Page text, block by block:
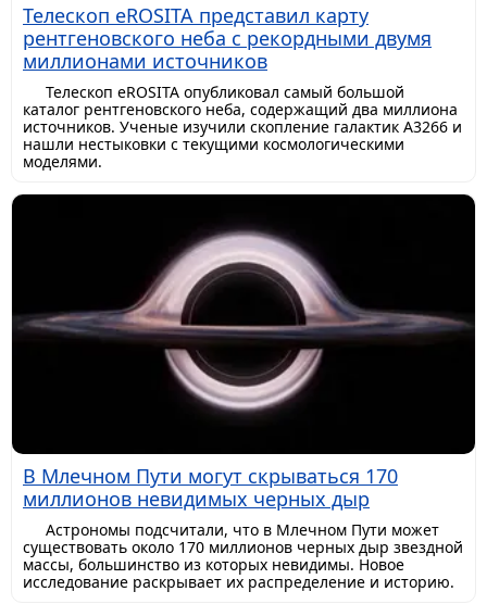
Телескоп eROSITA представил карту
рентгеновского неба с рекордными двумя
миллионами источников
Телескоп eROSITA опубликовал самый большой
каталог рентгеновского неба, содержащий два миллиона
источников. Ученые изучили скопление галактик A3266 и
нашли нестыковки с текущими космологическими
моделями.
В Млечном Пути могут скрываться 170
миллионов невидимых черных дыр
Астрономы подсчитали, что в Млечном Пути может
существовать около 170 миллионов черных дыр звездной
массы, большинство из которых невидимы. Новое
исследование раскрывает их распределение и историю.